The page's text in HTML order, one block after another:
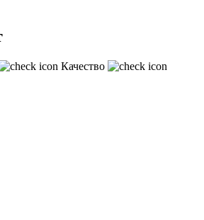
Качество